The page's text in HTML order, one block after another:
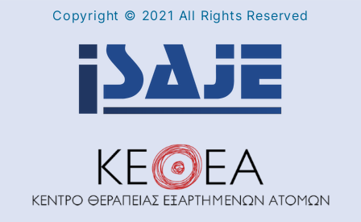
Copyright © 2021 All Rights Reserved